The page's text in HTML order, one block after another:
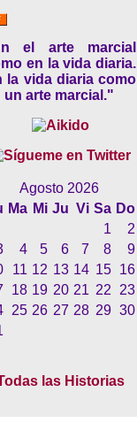
el arte marcial
en la vida diaria.
la vida diaria como
un arte marcial."
Agosto 2026
Ma Mi Ju Vi Sa Do
1
2
4 5 6 7 8
9
11 12 13 14 15
16
18 19 20 21 22
23
25 26 27 28 29 30
las Historias